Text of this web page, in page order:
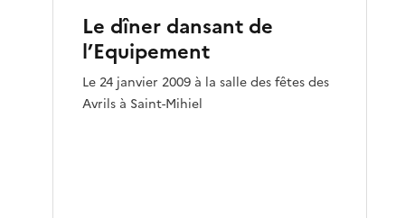
Le dîner dansant de
l’Equipement
Le 24 janvier 2009 à la salle des fêtes des
Avrils à Saint-Mihiel